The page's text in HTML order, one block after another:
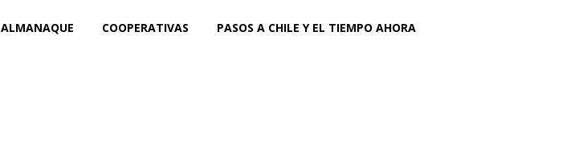
ALMANAQUE COOPERATIVAS PASOS A CHILE Y EL TIEMPO AHORA